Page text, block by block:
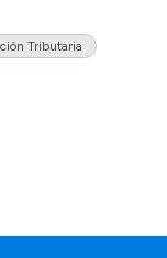
Tributaria